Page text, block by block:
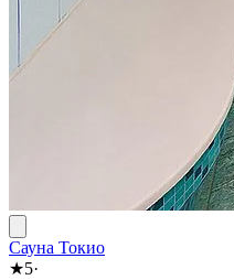
Сауна Токио
★5·